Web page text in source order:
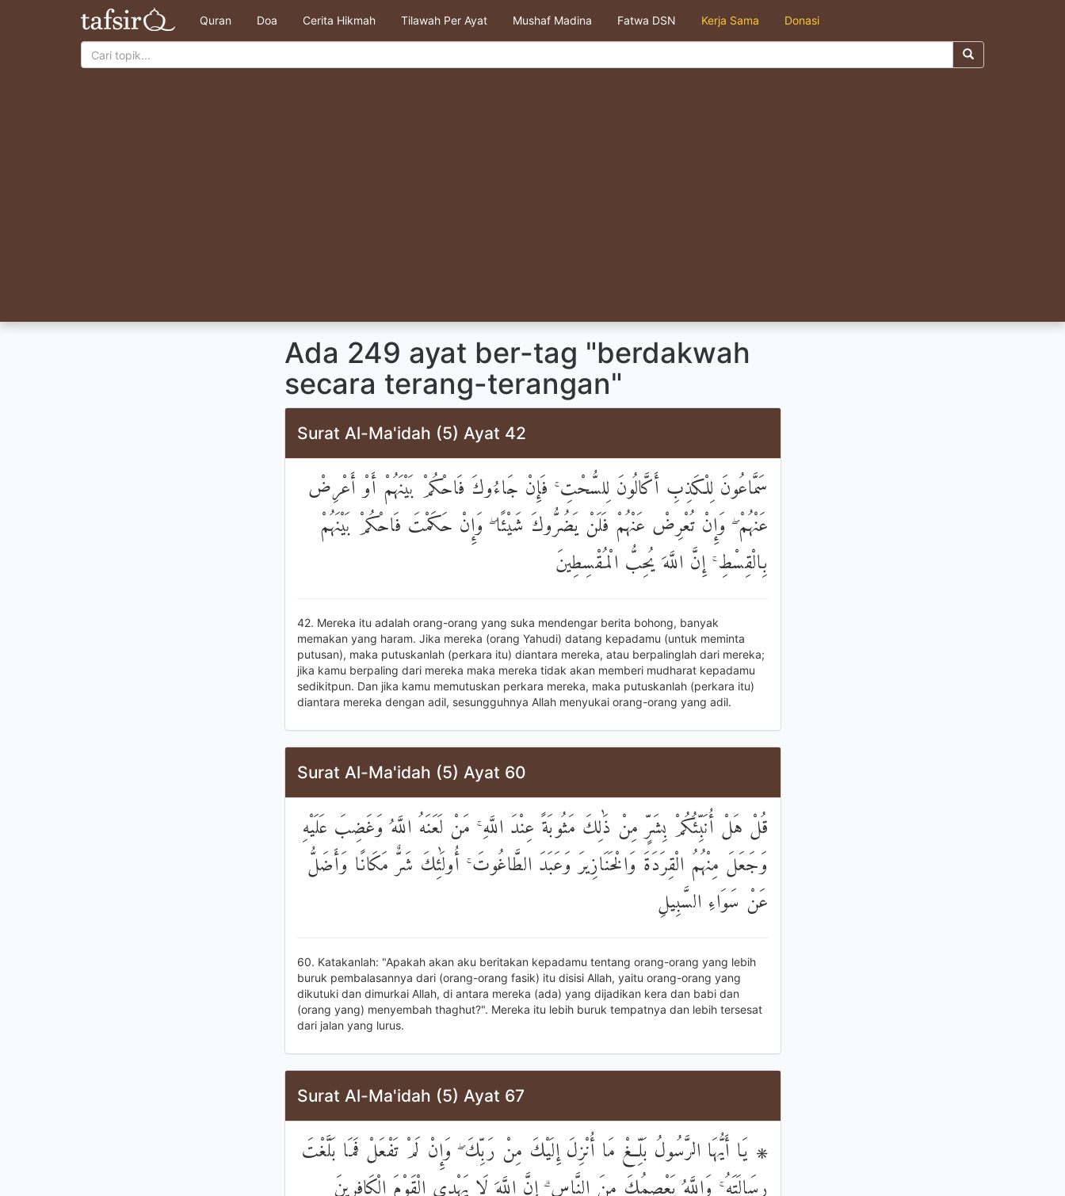
Quran Doa Cerita Hikmah Tilawah Per Ayat Mushaf Madina Fatwa DSN Kerja Sama Donasi
Ada 249 ayat ber-tag "berdakwah
secara terang-terangan"
Surat Al-Ma'idah (5) Ayat 42
سَمَّاعُونَ لِلْكَذِبِ أَكَّالُونَ لِلسُّحْتِ ۚ فَإِنْ جَاءُوكَ فَاحْكُمْ بَيْنَهُمْ أَوْ أَعْرِضْ
عَنْهُمْ ۖ وَإِنْ تُعْرِضْ عَنْهُمْ فَلَنْ يَضُرُّوكَ شَيْئًا ۖ وَإِنْ حَكَمْتَ فَاحْكُمْ بَيْنَهُمْ
بِالْقِسْطِ ۚ إِنَّ اللَّهَ يُحِبُّ الْمُقْسِطِينَ
42. Mereka itu adalah orang-orang yang suka mendengar berita bohong, banyak
memakan yang haram. Jika mereka (orang Yahudi) datang kepadamu (untuk meminta
putusan), maka putuskanlah (perkara itu) diantara mereka, atau berpalinglah dari mereka;
jika kamu berpaling dari mereka maka mereka tidak akan memberi mudharat kepadamu
sedikitpun. Dan jika kamu memutuskan perkara mereka, maka putuskanlah (perkara itu)
diantara mereka dengan adil, sesungguhnya Allah menyukai orang-orang yang adil.
Surat Al-Ma'idah (5) Ayat 60
قُلْ هَلْ أُنَبِّئُكُمْ بِشَرٍّ مِنْ ذَٰلِكَ مَثُوبَةً عِنْدَ اللَّهِ ۚ مَنْ لَعَنَهُ اللَّهُ وَغَضِبَ عَلَيْهِ
وَجَعَلَ مِنْهُمُ الْقِرَدَةَ وَالْخَنَازِيرَ وَعَبَدَ الطَّاغُوتَ ۚ أُولَٰئِكَ شَرٌّ مَكَانًا وَأَضَلُّ
عَنْ سَوَاءِ السَّبِيلِ
60. Katakanlah: "Apakah akan aku beritakan kepadamu tentang orang-orang yang lebih
buruk pembalasannya dari (orang-orang fasik) itu disisi Allah, yaitu orang-orang yang
dikutuki dan dimurkai Allah, di antara mereka (ada) yang dijadikan kera dan babi dan
(orang yang) menyembah thaghut?". Mereka itu lebih buruk tempatnya dan lebih tersesat
dari jalan yang lurus.
Surat Al-Ma'idah (5) Ayat 67
۞ يَا أَيُّهَا الرَّسُولُ بَلِّغْ مَا أُنْزِلَ إِلَيْكَ مِنْ رَبِّكَ ۖ وَإِنْ لَمْ تَفْعَلْ فَمَا بَلَّغْتَ
رِسَالَتَهُ ۚ وَاللَّهُ يَعْصِمُكَ مِنَ النَّاسِ ۗ إِنَّ اللَّهَ لَا يَهْدِي الْقَوْمَ الْكَافِرِينَ